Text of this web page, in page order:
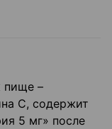
пище –
C, содержит
5 мг» после